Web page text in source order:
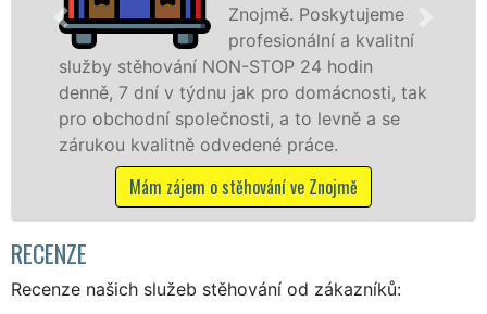
stěhovací
technikou. Tyto
služby zajišťujeme domácnostem i firmám v
celém okresu Znojmo se zárukou kvality
franchisové sítě EXTRA STĚHOVÁNÍ.
Nabízíme stěhovací služby NON-STOP
včetně víkendů a svátků bez příplatků.
Mám zájem o stěhovací služby ve Znojmě
RECENZE